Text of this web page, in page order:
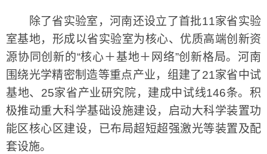
除了省实验室，河南还设立了首批11家省实验
室基地，形成以省实验室为核心、优质高端创新资
源协同创新的“核心＋基地＋网络”创新格局。河南
围绕光学精密制造等重点产业，组建了21家省中试
基地、25家省产业研究院，建成中试线146条。积
极推动重大科学基础设施建设，启动大科学装置功
能区核心区建设，已布局超短超强激光等装置及配
套设施。